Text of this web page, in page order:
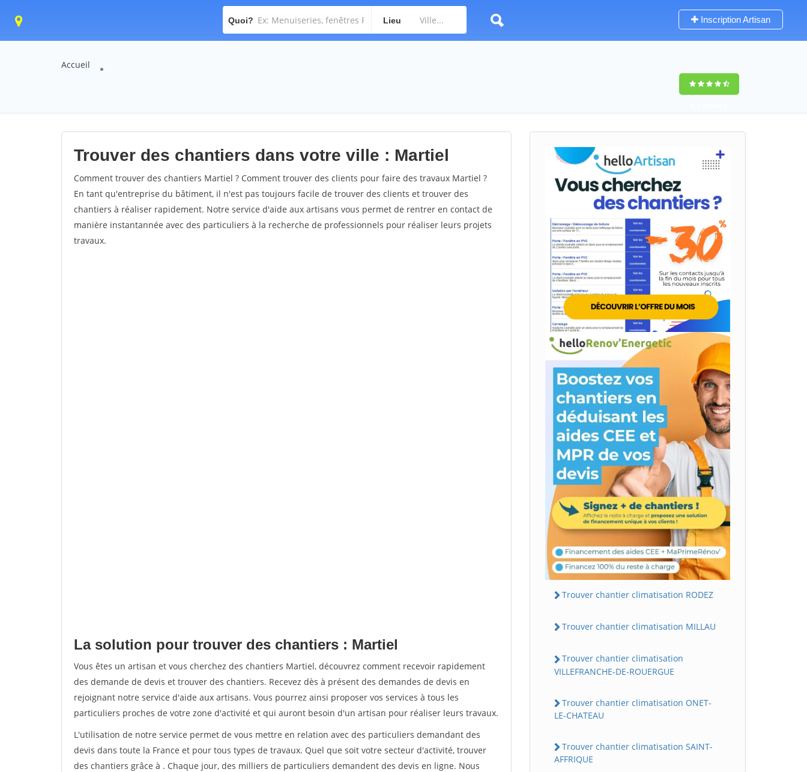
Quoi? Lieu Inscription Artisan
Accueil
Trouver des chantiers dans votre ville : Martiel
Comment trouver des chantiers Martiel ? Comment trouver des clients pour faire des travaux Martiel ?
En tant qu'entreprise du bâtiment, il n'est pas toujours facile de trouver des clients et trouver des
chantiers à réaliser rapidement. Notre service d'aide aux artisans vous permet de rentrer en contact de
manière instantannée avec des particuliers à la recherche de professionnels pour réaliser leurs projets
travaux.
La solution pour trouver des chantiers : Martiel
Vous êtes un artisan et vous cherchez des chantiers Martiel, découvrez comment recevoir rapidement
des demande de devis et trouver des chantiers. Recevez dès à présent des demandes de devis en
rejoignant notre service d'aide aux artisans. Vous pourrez ainsi proposer vos services à tous les
particuliers proches de votre zone d'activité et qui auront besoin d'un artisan pour réaliser leurs travaux.
L'utilisation de notre service permet de vous mettre en relation avec des particuliers demandant des
devis dans toute la France et pour tous types de travaux. Quel que soit votre secteur d'activité, trouver
des chantiers grâce à . Chaque jour, des milliers de particuliers demandent des devis en ligne. Nous
Trouver chantier climatisation RODEZ
Trouver chantier climatisation MILLAU
Trouver chantier climatisation
VILLEFRANCHE-DE-ROUERGUE
Trouver chantier climatisation ONET-
LE-CHATEAU
Trouver chantier climatisation SAINT-
AFFRIQUE